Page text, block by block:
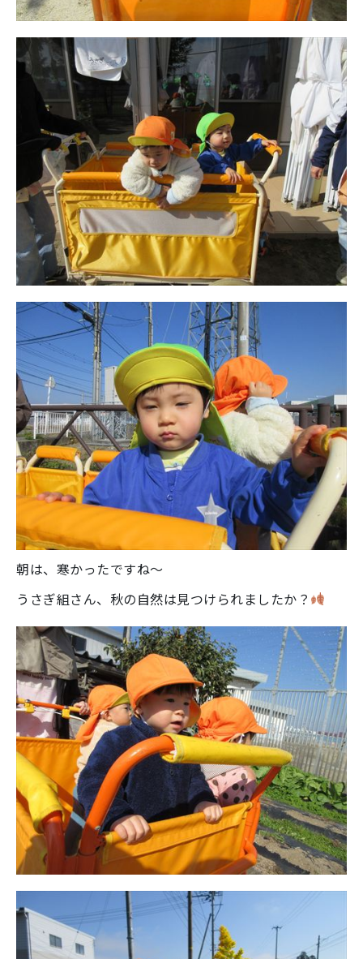
朝は、寒かったですね～
うさぎ組さん、秋の自然は見つけられましたか？